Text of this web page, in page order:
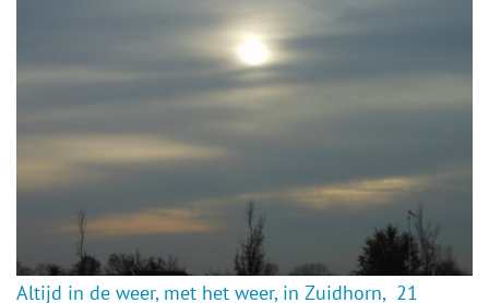
Altijd in de weer, met het weer, in Zuidhorn, 21